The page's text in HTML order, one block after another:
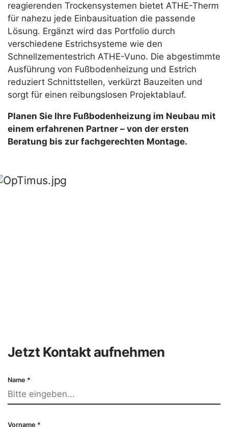
reagierenden Trockensystemen bietet ATHE-Therm
für nahezu jede Einbausituation die passende
Lösung. Ergänzt wird das Portfolio durch
verschiedene Estrichsysteme wie den
Schnellzementestrich ATHE-Vuno. Die abgestimmte
Ausführung von Fußbodenheizung und Estrich
reduziert Schnittstellen, verkürzt Bauzeiten und
sorgt für einen reibungslosen Projektablauf.
Planen Sie Ihre Fußbodenheizung im Neubau mit
einem erfahrenen Partner – von der ersten
Beratung bis zur fachgerechten Montage.
Jetzt Kontakt aufnehmen
Name *
Vorname *